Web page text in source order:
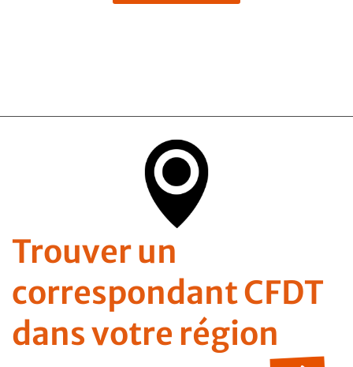
Trouver un
correspondant CFDT
dans votre région